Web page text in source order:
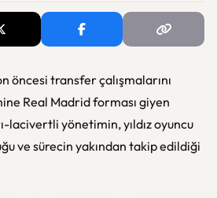
öncesi transfer çalışmalarını
Real Madrid forması giyen
lacivertli yönetimin, yıldız oyuncu
ve sürecin yakından takip edildiği